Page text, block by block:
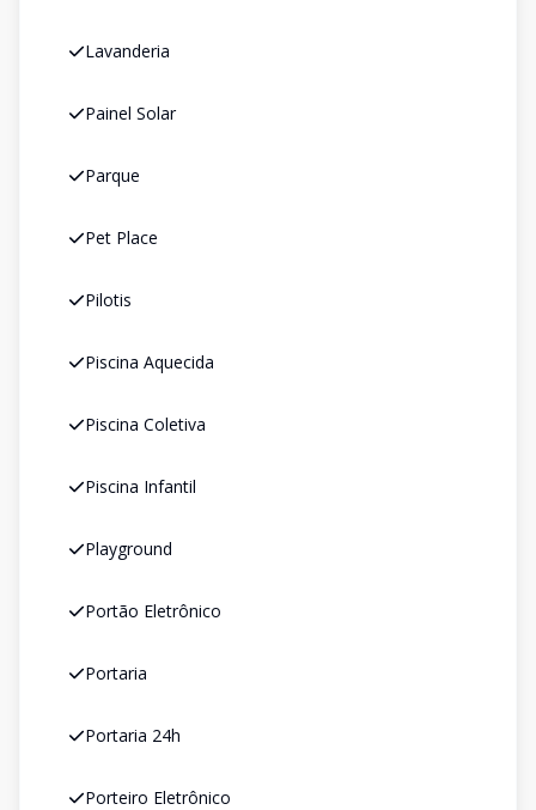
Lavanderia
Painel Solar
Parque
Pet Place
Pilotis
Piscina Aquecida
Piscina Coletiva
Piscina Infantil
Playground
Portão Eletrônico
Portaria
Portaria 24h
Porteiro Eletrônico